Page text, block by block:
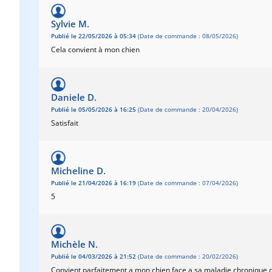
Sylvie M.
Publié le 22/05/2026 à 05:34 (Date de commande : 08/05/2026)
Cela convient à mon chien
Daniele D.
Publié le 05/05/2026 à 16:25 (Date de commande : 20/04/2026)
Satisfait
Micheline D.
Publié le 21/04/2026 à 16:19 (Date de commande : 07/04/2026)
5
Michèle N.
Publié le 04/03/2026 à 21:52 (Date de commande : 20/02/2026)
Convient parfaitement a mon chien face a sa maladie chronique